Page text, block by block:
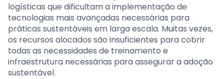
logísticas que dificultam a implementação de
tecnologias mais avançadas necessárias para
práticas sustentáveis em larga escala. Muitas vezes,
os recursos alocados são insuficientes para cobrir
todas as necessidades de treinamento e
infraestrutura necessárias para assegurar a adoção
sustentável.